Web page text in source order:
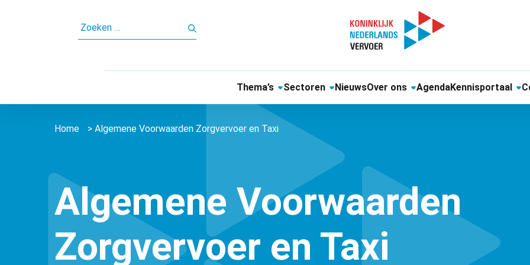
NAAR:
Thema’s Sectoren NieuwsOver ons AgendaKennisportaal
Home > Algemene Voorwaarden Zorgvervoer en Taxi
Algemene Voorwaarden
Zorgvervoer en Taxi